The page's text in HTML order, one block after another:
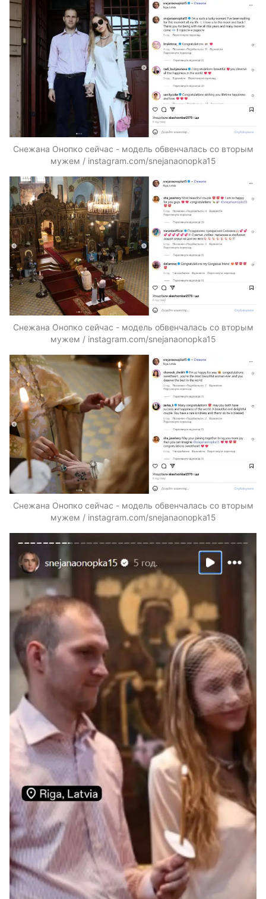
Снежана Онопко сейчас - модель обвенчалась со вторым
мужем / instagram.com/snejanaonopka15
Снежана Онопко сейчас - модель обвенчалась со вторым
мужем / instagram.com/snejanaonopka15
Снежана Онопко сейчас - модель обвенчалась со вторым
мужем / instagram.com/snejanaonopka15